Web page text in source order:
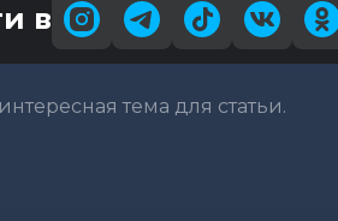
в
тема для статьи.